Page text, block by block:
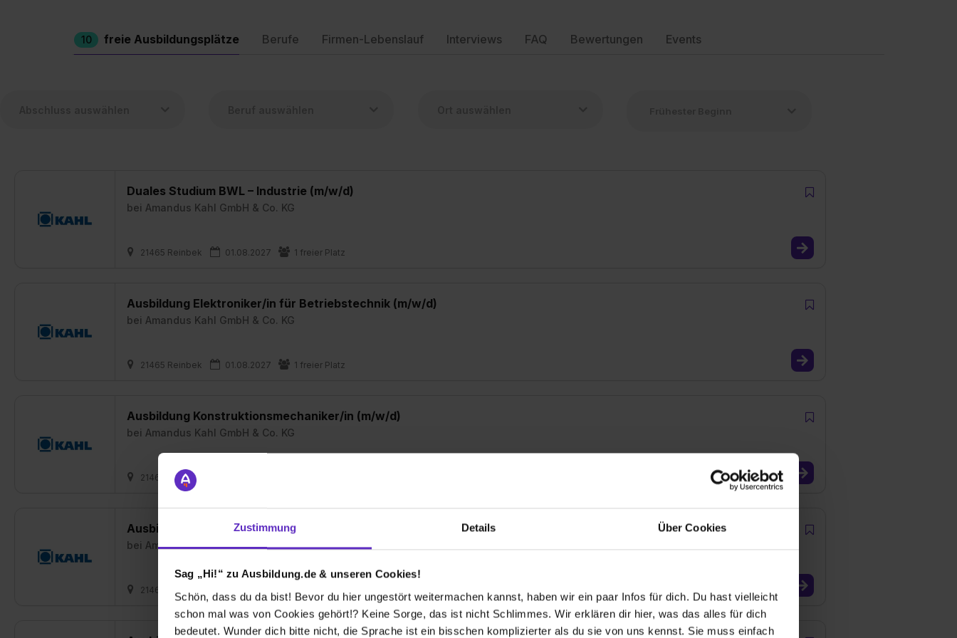
Zustimmung Details Über Cookies
Sag „Hi!“ zu Ausbildung.de & unseren Cookies!
Schön, dass du da bist! Bevor du hier ungestört weitermachen kannst, haben wir ein paar Infos für dich. Du hast vielleicht
schon mal was von Cookies gehört!? Keine Sorge, das ist nicht Schlimmes. Wir erklären dir hier, was das alles für dich
bedeutet. Wunder dich bitte nicht, die Sprache ist ein bisschen komplizierter als du sie von uns kennst. Sie muss einfach
10 freie Ausbildungsplätze Berufe Firmen-Lebenslauf Interviews FAQ Bewertungen Events
Duales Studium BWL – Industrie (m/w/d)
bei Amandus Kahl GmbH & Co. KG
21465 Reinbek 01.08.2027 1 freier Platz
Ausbildung Elektroniker/in für Betriebstechnik (m/w/d)
bei Amandus Kahl GmbH & Co. KG
21465 Reinbek 01.08.2027 1 freier Platz
Ausbildung Konstruktionsmechaniker/in (m/w/d)
bei Amandus Kahl GmbH & Co. KG
21465 Reinbek
Ausbildung Technische/r Produktdesigner/in (m/w/d)
bei Amandus Kahl GmbH & Co. KG
21465 Reinbek 01.08.2027 1 freier Platz